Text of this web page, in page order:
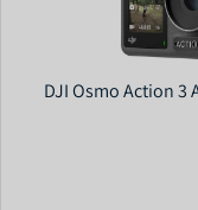
DJI Osmo Action 3